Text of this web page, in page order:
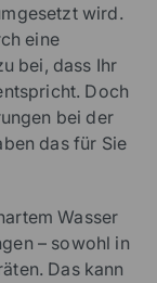
wird.
eine
bei, dass Ihr
Doch
bei der
das für Sie
Wasser
– sowohl in
Das kann